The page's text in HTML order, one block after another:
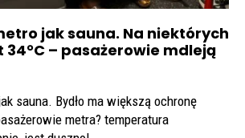
jak sauna. Na niektórych
– pasażerowie mdleją
sauna. Bydło ma większą ochronę
metra? temperatura